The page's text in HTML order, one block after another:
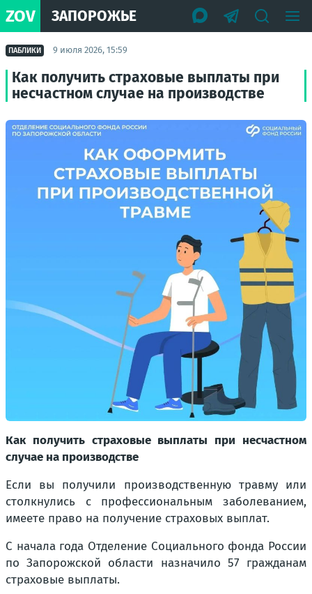
ZOV ЗАПОРОЖЬЕ
ПАБЛИКИ 9 июля 2026, 15:59
Как получить страховые выплаты при
несчастном случае на производстве
Как получить страховые выплаты при несчастном
случае на производстве
Если вы получили производственную травму или
столкнулись с профессиональным заболеванием,
имеете право на получение страховых выплат.
С начала года Отделение Социального фонда России
по Запорожской области назначило 57 гражданам
страховые выплаты.